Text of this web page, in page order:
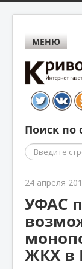
МЕНЮ
Поиск по
Поиск
24 апреля
УФАС
ЖКХ в